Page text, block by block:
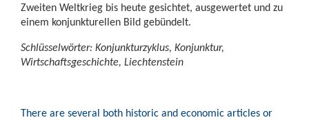
Zweiten Weltkrieg bis heute gesichtet, ausgewertet und zu
einem konjunkturellen Bild gebündelt.
Schlüsselwörter: Konjunkturzyklus, Konjunktur,
Wirtschaftsgeschichte, Liechtenstein
There are several both historic and economic articles or